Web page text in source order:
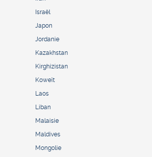
Israël
Japon
Jordanie
Kazakhstan
Kirghizistan
Koweït
Laos
Liban
Malaisie
Maldives
Mongolie